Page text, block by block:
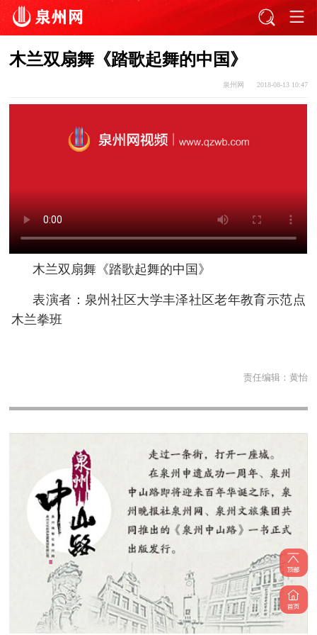
木兰双扇舞《踏歌起舞的中国》
泉州网 2018-08-13 10:47
木兰双扇舞《踏歌起舞的中国》
表演者：泉州社区大学丰泽社区老年教育示范点
木兰拳班
责任编辑： 黄怡